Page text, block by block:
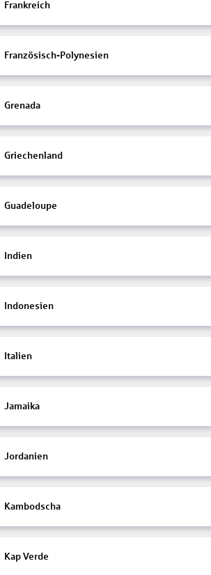
Frankreich
Französisch-Polynesien
Grenada
Griechenland
Guadeloupe
Indien
Indonesien
Italien
Jamaika
Jordanien
Kambodscha
Kap Verde